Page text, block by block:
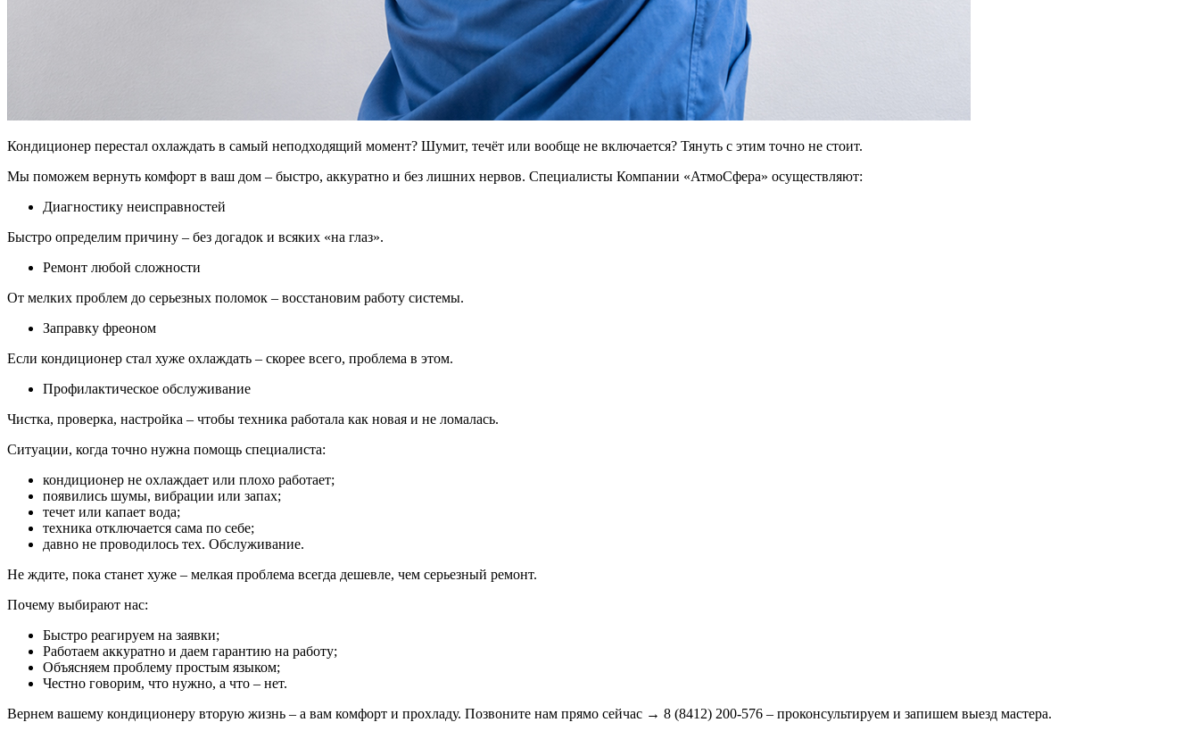
Кондиционер перестал охлаждать в самый неподходящий момент? Шумит, течёт или вообще не включается? Тянуть с этим точно не стоит.
Мы поможем вернуть комфорт в ваш дом – быстро, аккуратно и без лишних нервов. Специалисты Компании «АтмоСфера» осуществляют:
Диагностику неисправностей
Быстро определим причину – без догадок и всяких «на глаз».
Ремонт любой сложности
От мелких проблем до серьезных поломок – восстановим работу системы.
Заправку фреоном
Если кондиционер стал хуже охлаждать – скорее всего, проблема в этом.
Профилактическое обслуживание
Чистка, проверка, настройка – чтобы техника работала как новая и не ломалась.
Ситуации, когда точно нужна помощь специалиста:
кондиционер не охлаждает или плохо работает;
появились шумы, вибрации или запах;
течет или капает вода;
техника отключается сама по себе;
давно не проводилось тех. Обслуживание.
Не ждите, пока станет хуже – мелкая проблема всегда дешевле, чем серьезный ремонт.
Почему выбирают нас:
Быстро реагируем на заявки;
Работаем аккуратно и даем гарантию на работу;
Объясняем проблему простым языком;
Честно говорим, что нужно, а что – нет.
Вернем вашему кондиционеру вторую жизнь – а вам комфорт и прохладу. Позвоните нам прямо сейчас → 8 (8412) 200-576 – проконсультируем и запишем выезд мастера.